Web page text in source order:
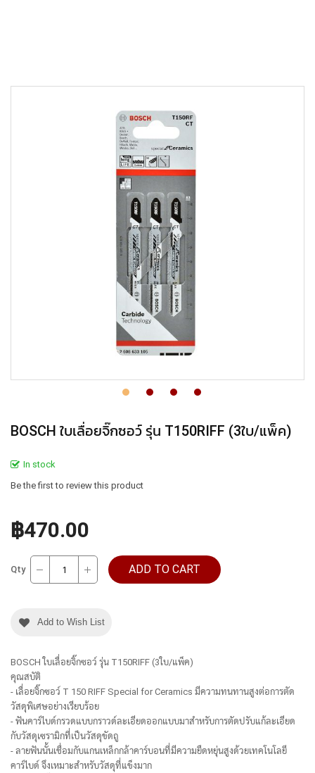
BOSCH ใบเลื่อยจิ๊กซอว์ รุ่น T150RIFF (3ใบ/แพ็ค)
In stock
Be the first to review this product
฿470.00
Qty ADD TO CART
Add to Wish List
BOSCH ใบเลื่อยจิ๊กซอว์ รุ่น T150RIFF (3ใบ/แพ็ค)
คุณสบัติ
- เลื่อยจิ๊กซอว์ T 150 RIFF Special for Ceramics มีความทนทานสูงต่อการตัด
วัสดุพิเศษอย่างเรียบร้อย
- ฟันคาร์ไบด์กรวดแบบกราวด์ละเอียดออกแบบมาสำหรับการตัดปรับแก้ละเอียด
กับวัสดุเซรามิกที่เป็นวัสดุขัดถู
- ลายฟันนั้นเชื่อมกับแกนเหล็กกล้าคาร์บอนที่มีความยืดหยุ่นสูงด้วยเทคโนโลยี
คาร์ไบด์ จึงเหมาะสำหรับวัสดุที่แข็งมาก